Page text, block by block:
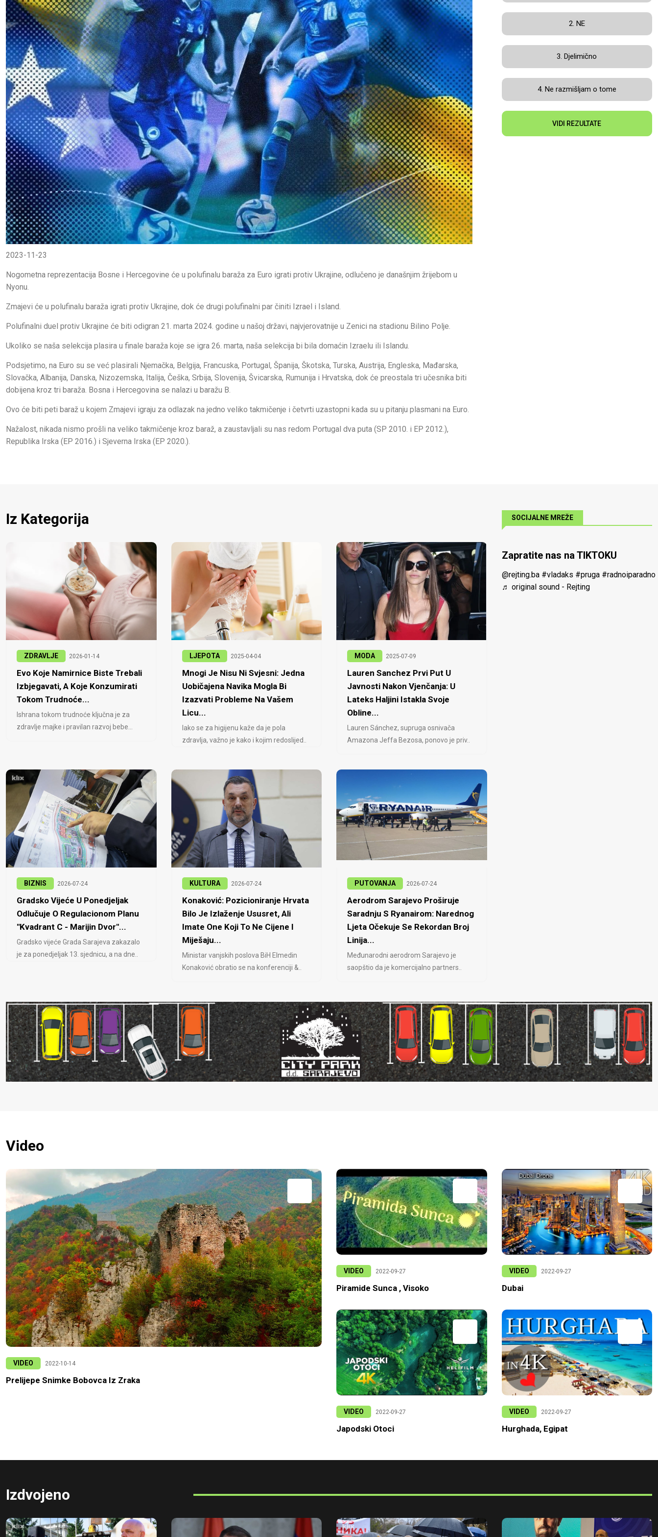
2023-11-23
Nogometna reprezentacija Bosne i Hercegovine će u polufinalu baraža za Euro igrati protiv Ukrajine, odlučeno je današnjim žrijebom u
Nyonu.
Zmajevi će u polufinalu baraža igrati protiv Ukrajine, dok će drugi polufinalni par činiti Izrael i Island.
Polufinalni duel protiv Ukrajine će biti odigran 21. marta 2024. godine u našoj državi, najvjerovatnije u Zenici na stadionu Bilino Polje.
Ukoliko se naša selekcija plasira u finale baraža koje se igra 26. marta, naša selekcija bi bila domaćin Izraelu ili Islandu.
Podsjetimo, na Euro su se već plasirali Njemačka, Belgija, Francuska, Portugal, Španija, Škotska, Turska, Austrija, Engleska, Mađarska,
Slovačka, Albanija, Danska, Nizozemska, Italija, Češka, Srbija, Slovenija, Švicarska, Rumunija i Hrvatska, dok će preostala tri učesnika biti
dobijena kroz tri baraža. Bosna i Hercegovina se nalazi u baražu B.
Ovo će biti peti baraž u kojem Zmajevi igraju za odlazak na jedno veliko takmičenje i četvrti uzastopni kada su u pitanju plasmani na Euro.
Nažalost, nikada nismo prošli na veliko takmičenje kroz baraž, a zaustavljali su nas redom Portugal dva puta (SP 2010. i EP 2012.),
Republika Irska (EP 2016.) i Sjeverna Irska (EP 2020.).
2. NE
3. Djelimično
4. Ne razmišljam o tome
VIDI REZULTATE
Iz Kategorija
ZDRAVLJE 2026-01-14
Evo Koje Namirnice Biste Trebali
Izbjegavati, A Koje Konzumirati
Tokom Trudnoće...
Ishrana tokom trudnoće ključna je za
zdravlje majke i pravilan razvoj bebe...
LJEPOTA 2025-04-04
Mnogi Je Nisu Ni Svjesni: Jedna
Uobičajena Navika Mogla Bi
Izazvati Probleme Na Vašem
Licu...
Iako se za higijenu kaže da je pola
zdravlja, važno je kako i kojim redoslijed..
MODA 2025-07-09
Lauren Sanchez Prvi Put U
Javnosti Nakon Vjenčanja: U
Lateks Haljini Istakla Svoje
Obline...
Lauren Sánchez, supruga osnivača
Amazona Jeffa Bezosa, ponovo je priv..
BIZNIS 2026-07-24
Gradsko Vijeće U Ponedjeljak
Odlučuje O Regulacionom Planu
"Kvadrant C - Marijin Dvor"...
Gradsko vijeće Grada Sarajeva zakazalo
je za ponedjeljak 13. sjednicu, a na dne..
KULTURA 2026-07-24
Konaković: Pozicioniranje Hrvata
Bilo Je Izlaženje Ususret, Ali
Imate One Koji To Ne Cijene I
Miješaju...
Ministar vanjskih poslova BiH Elmedin
Konaković obratio se na konferenciji &..
PUTOVANJA 2026-07-24
Aerodrom Sarajevo Proširuje
Saradnju S Ryanairom: Narednog
Ljeta Očekuje Se Rekordan Broj
Linija...
Međunarodni aerodrom Sarajevo je
saopštio da je komercijalno partners..
SOCIJALNE MREŽE
Zapratite nas na TIKTOKU
@rejting.ba #vladaks #pruga #radnoiparadno
♬ original sound - Rejting
Video
VIDEO 2022-10-14
Prelijepe Snimke Bobovca Iz Zraka
VIDEO 2022-09-27
Piramide Sunca , Visoko
VIDEO 2022-09-27
Japodski Otoci
VIDEO 2022-09-27
Dubai
VIDEO 2022-09-27
Hurghada, Egipat
Izdvojeno